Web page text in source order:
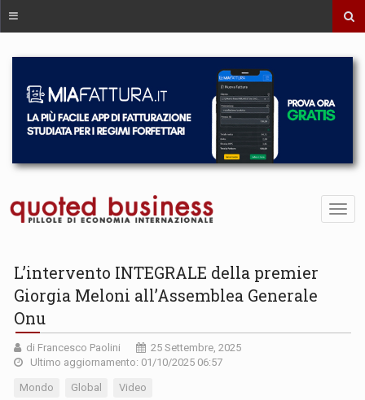
L’intervento INTEGRALE della premier
Giorgia Meloni all’Assemblea Generale
Onu
di Francesco Paolini
25 Settembre, 2025
Ultimo aggiornamento: 01/10/2025 06:57
Mondo Global Video